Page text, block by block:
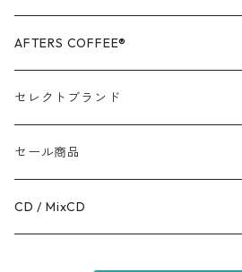
OUTER
TOPS
BOTTOMS
GOODS
AFTERS COFFEE®️
APPALEL / GOODS
COFFEE
セレクトブランド
MR.OLIVE
RACAL
セール商品
OUTER
CD / MixCD